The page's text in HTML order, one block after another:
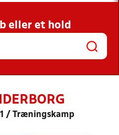
INDHOLD OG NYHEDER
KLUBBER OG
eller et hold
1 / Træningskamp